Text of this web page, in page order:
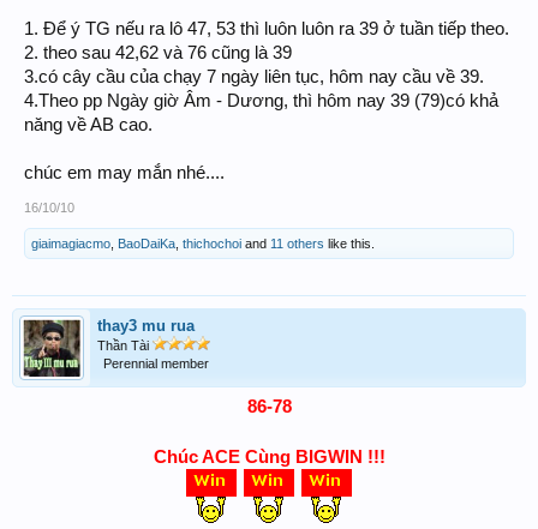
1. Để ý TG nếu ra lô 47, 53 thì luôn luôn ra 39 ở tuần tiếp theo.
2. theo sau 42,62 và 76 cũng là 39
3.có cây cầu của chạy 7 ngày liên tục, hôm nay cầu về 39.
4.Theo pp Ngày giờ Âm - Dương, thì hôm nay 39 (79)có khả
năng về AB cao.
chúc em may mắn nhé....
16/10/10
giaimagiacmo BaoDaiKa thichochoi and 11 others like this.
thay3 mu rua
Thần Tài
Perennial member
86-78
Chúc ACE Cùng BIGWIN !!!